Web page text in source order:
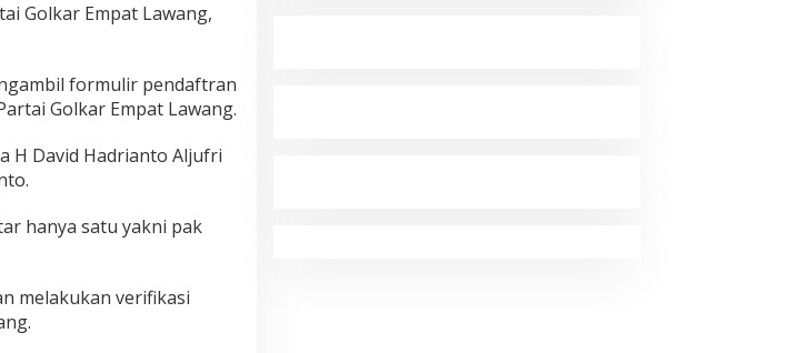
Golkar Empat Lawang,
formulir pendaftran
Golkar Empat Lawang.
H David Hadrianto Aljufri
hanya satu yakni pak
melakukan verifikasi